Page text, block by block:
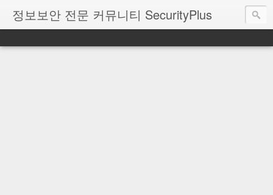
정보보안 전문 커뮤니티 SecurityPlus